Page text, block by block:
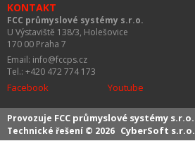
KONTAKT
FCC průmyslové systémy s.r.o.
U Výstaviště 138/3, Holešovice
170 00 Praha 7
Email: info@fccps.cz
Tel.: +420 472 774 173
Facebook Youtube
Provozuje FCC průmyslové systémy s.r.o.
Technické řešení © 2026 CyberSoft s.r.o.